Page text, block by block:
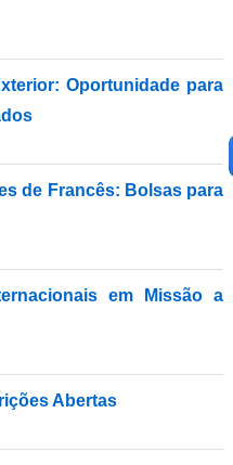
Oportunidade para
de Francês: Bolsas para
em Missão a
Abertas